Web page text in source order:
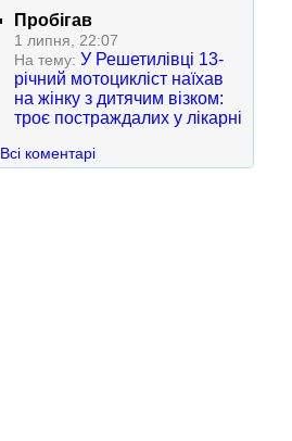
Пробігав
1 липня, 22:07
На тему: У Решетилівці 13-
річний мотоцикліст наїхав
на жінку з дитячим візком:
троє постраждалих у лікарні
Всі коментарі